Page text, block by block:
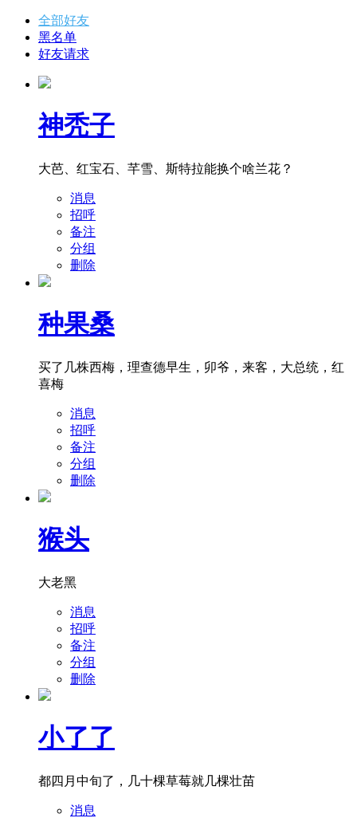
全部好友
黑名单
好友请求
神秃子
大芭、红宝石、芊雪、斯特拉能换个啥兰花？
消息
招呼
备注
分组
删除
种果桑
买了几株西梅，理查德早生，卯爷，来客，大总统，红
喜梅
消息
招呼
备注
分组
删除
猴头
大老黑
消息
招呼
备注
分组
删除
小了了
都四月中旬了，几十棵草莓就几棵壮苗
消息